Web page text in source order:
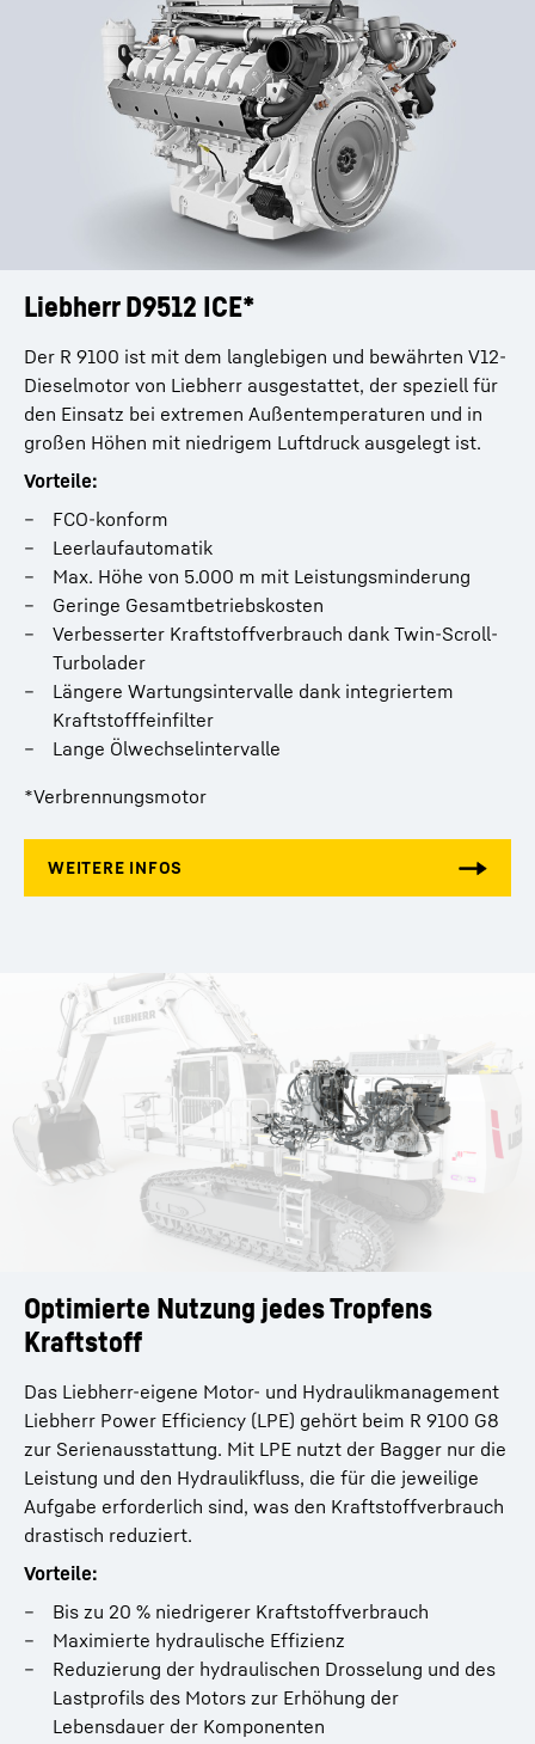
Angemessenheitsbeschlusses der Europäischen Kommission vom 10. Juli 2023
(EU-U.S. Data Privacy Framework).
Liebherr D9512 ICE*
Der R 9100 ist mit dem langlebigen und bewährten V12-
Dieselmotor von Liebherr ausgestattet, der speziell für
den Einsatz bei extremen Außentemperaturen und in
großen Höhen mit niedrigem Luftdruck ausgelegt ist.
Vorteile:
FCO-konform
Leerlaufautomatik
Max. Höhe von 5.000 m mit Leistungsminderung
Geringe Gesamtbetriebskosten
Verbesserter Kraftstoffverbrauch dank Twin-Scroll-
Turbolader
Längere Wartungsintervalle dank integriertem
Kraftstofffeinfilter
Lange Ölwechselintervalle
*Verbrennungsmotor
Optimierte Nutzung jedes Tropfens
Kraftstoff
Das Liebherr-eigene Motor- und Hydraulikmanagement
Liebherr Power Efficiency (LPE) gehört beim R 9100 G8
zur Serienausstattung. Mit LPE nutzt der Bagger nur die
Leistung und den Hydraulikfluss, die für die jeweilige
Aufgabe erforderlich sind, was den Kraftstoffverbrauch
drastisch reduziert.
Vorteile:
Bis zu 20 % niedrigerer Kraftstoffverbrauch
Maximierte hydraulische Effizienz
Reduzierung der hydraulischen Drosselung und des
Lastprofils des Motors zur Erhöhung der
Lebensdauer der Komponenten